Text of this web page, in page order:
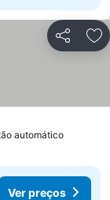
Partilhar
automático
Ver preços